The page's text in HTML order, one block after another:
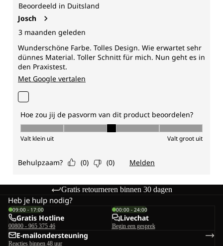
Gratis retourneren binnen 30 dagen
Heb je hulp nodig?
09:00 - 17:00
Gratis Hotline
00800 - 965 375 46
00:00 - 24:00
Livechat
Begin een gesprek
E-mailondersteuning
Reacties binnen 48 uur